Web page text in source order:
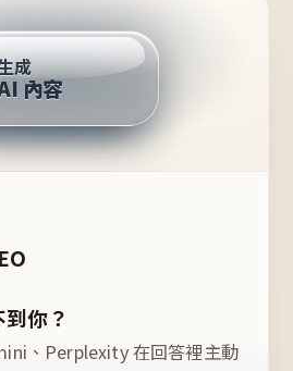
推薦的台灣品牌？
成
內容
你？
、Perplexity 在回答裡主動